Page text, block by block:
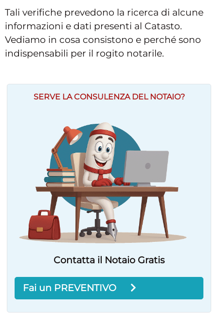
Tali verifiche prevedono la ricerca di alcune
informazioni e dati presenti al Catasto.
Vediamo in cosa consistono e perché sono
indispensabili per il rogito notarile.
SERVE LA CONSULENZA DEL NOTAIO?
Contatta il Notaio Gratis
Fai un PREVENTIVO